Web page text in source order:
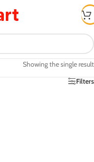
Showing the single result
Filters